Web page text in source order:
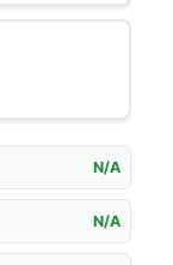
N/A
N/A